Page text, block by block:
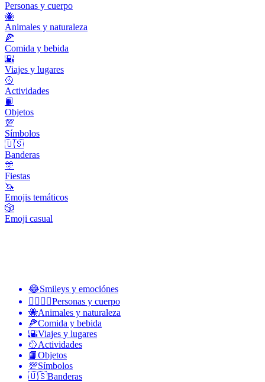
Personas y cuerpo
🐝
Animales y naturaleza
🍕
Comida y bebida
🌇
Viajes y lugares
🥎
Actividades
📙
Objetos
💯
Símbolos
🇺🇸
Banderas
🎊
Fiestas
🦄
Emojis temáticos
🎲
Emoji casual
😂Smileys y emociónes
👩‍❤️‍💋‍👨Personas y cuerpo
🐝Animales y naturaleza
🍕Comida y bebida
🌇Viajes y lugares
🥎Actividades
📙Objetos
💯Símbolos
🇺🇸Banderas